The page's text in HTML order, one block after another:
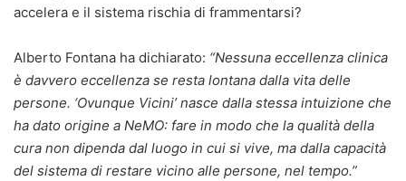
accelera e il sistema rischia di frammentarsi?
Alberto Fontana ha dichiarato: “Nessuna eccellenza clinica
è davvero eccellenza se resta lontana dalla vita delle
persone. ‘Ovunque Vicini’ nasce dalla stessa intuizione che
ha dato origine a NeMO: fare in modo che la qualità della
cura non dipenda dal luogo in cui si vive, ma dalla capacità
del sistema di restare vicino alle persone, nel tempo.”